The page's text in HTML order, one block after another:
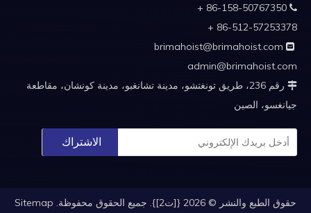

86-158-50767350 +
86-512-57253378 +

brimahoist@brimahoist.com
admin@brimahoist.com

رقم 236، طريق تونغتشو، مدينة تشانغبو، مدينة كونشان، مقاطعة
جيانغسو، الصين
الاشتراك
حقوق الطبع والنشر © 2026 {[ت2]}. جميع الحقوق محفوظة.
Sitemap